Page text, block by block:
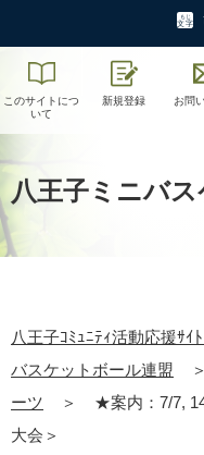
このサイトにつ
いて
新規登録 お問
八王子ミニバ
八王子ｺﾐｭﾆﾃｨ活動応援ｻ
バスケットボール連盟
＞
ーツ
＞
★案内：7/7,
大会＞